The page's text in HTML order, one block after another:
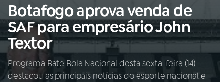
Buscar
na
Rádio
Nacional
Buscar
AO VIVO
Botafogo aprova venda de
SAF para empresário John
Textor
Programa Bate Bola Nacional desta sexta-feira (14)
destacou as principais notícias do esporte nacional e